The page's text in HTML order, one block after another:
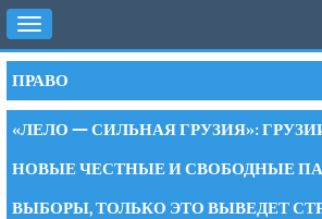
Toggle
navigation
ПРАВО
«ЛЕЛО — СИЛЬНАЯ ГРУЗИЯ»:
НОВЫЕ ЧЕСТНЫЕ И СВОБОДНЫЕ
ВЫБОРЫ, ТОЛЬКО ЭТО ВЫВЕДЕТ